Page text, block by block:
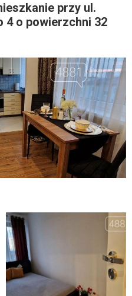
przy ul.
4 o powierzchni 32